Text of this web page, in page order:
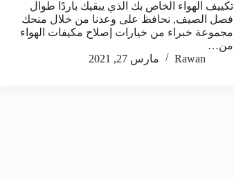
تكييف الهواء الخاص بك الذي يبقيك باردًا طوال
فصل الصيف, نحافظ على وعدنا من خلال منحك
مجموعة خبراء من خيارات إصلاح مكيفات الهواء
من…
Rawan
مارس 27, 2021